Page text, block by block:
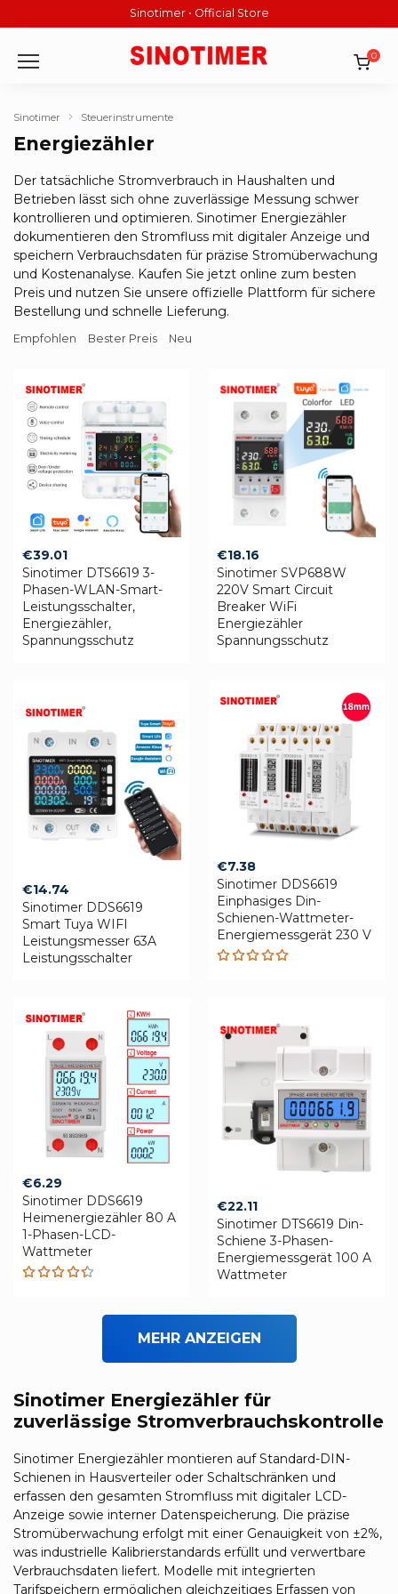
to
Sinotimer • Official Store
0
Sinotimer Steuerinstrumente
Energiezähler
Der tatsächliche Stromverbrauch in Haushalten und
Betrieben lässt sich ohne zuverlässige Messung schwer
kontrollieren und optimieren. Sinotimer Energiezähler
dokumentieren den Stromfluss mit digitaler Anzeige und
speichern Verbrauchsdaten für präzise Stromüberwachung
und Kostenanalyse. Kaufen Sie jetzt online zum besten
Preis und nutzen Sie unsere offizielle Plattform für sichere
Bestellung und schnelle Lieferung.
Empfohlen Bester Preis Neu
€39.01
Sinotimer DTS6619 3-
Phasen-WLAN-Smart-
Leistungsschalter,
Energiezähler,
Spannungsschutz
€18.16
Sinotimer SVP688W
220V Smart Circuit
Breaker WiFi
Energiezähler
Spannungsschutz
€14.74
Sinotimer DDS6619
Smart Tuya WIFI
Leistungsmesser 63A
Leistungsschalter
€7.38
Sinotimer DDS6619
Einphasiges Din-
Schienen-Wattmeter-
Energiemessgerät 230 V
€6.29
Sinotimer DDS6619
Heimenergiezähler 80 A
1-Phasen-LCD-
Wattmeter
€22.11
Sinotimer DTS6619 Din-
Schiene 3-Phasen-
Energiemessgerät 100 A
Wattmeter
MEHR ANZEIGEN
Sinotimer Energiezähler für
zuverlässige Stromverbrauchskontrolle
Sinotimer Energiezähler montieren auf Standard-DIN-
Schienen in Hausverteiler oder Schaltschränken und
erfassen den gesamten Stromfluss mit digitaler LCD-
Anzeige sowie interner Datenspeicherung. Die präzise
Stromüberwachung erfolgt mit einer Genauigkeit von ±2%,
was industrielle Kalibrierstandards erfüllt und verwertbare
Verbrauchsdaten liefert. Modelle mit integrierten
Tarifspeichern ermöglichen gleichzeitiges Erfassen von